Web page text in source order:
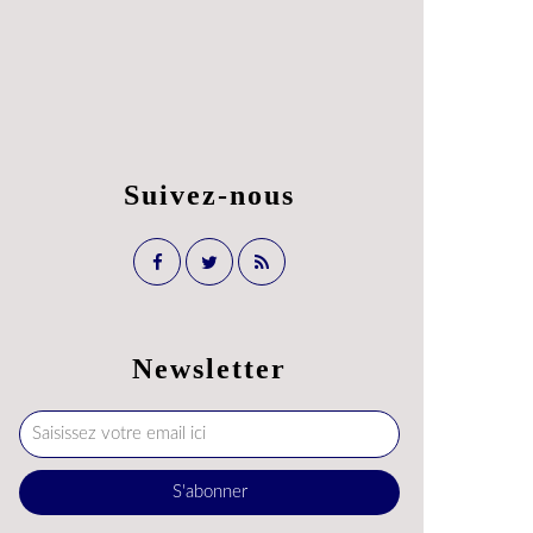
Newsletter
Suivez-nous